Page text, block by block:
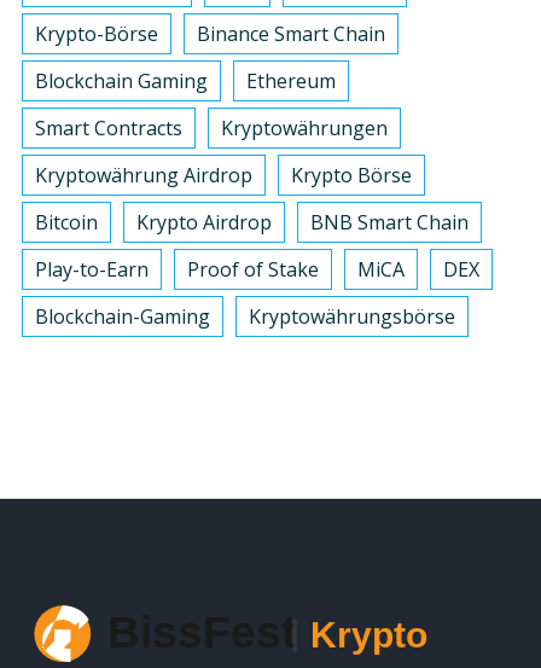
Krypto-Börse
Binance Smart Chain
Blockchain Gaming
Ethereum
Smart Contracts
Kryptowährungen
Kryptowährung Airdrop
Krypto Börse
Bitcoin
Krypto Airdrop
BNB Smart Chain
Play-to-Earn
Proof of Stake MiCA
DEX
Blockchain-Gaming
Kryptowährungsbörse